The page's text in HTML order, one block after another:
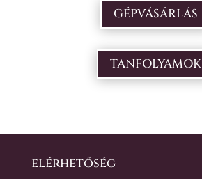
GÉPVÁSÁRLÁS
TANFOLYAMOK
elérhetőség